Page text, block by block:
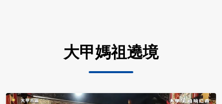
大甲媽祖遶境